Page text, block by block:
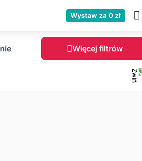
Wystaw za 0 zł
Więcej filtrów